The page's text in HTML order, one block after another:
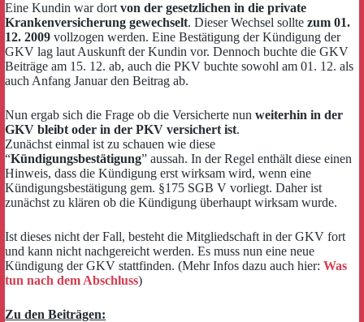
Eine Kundin war dort von der gesetzlichen in die private
Krankenversicherung gewechselt. Dieser Wechsel sollte zum 01.
12. 2009 vollzogen werden. Eine Bestätigung der Kündigung der
GKV lag laut Auskunft der Kundin vor. Dennoch buchte die GKV
Beiträge am 15. 12. ab, auch die PKV buchte sowohl am 01. 12. als
auch Anfang Januar den Beitrag ab.
Nun ergab sich die Frage ob die Versicherte nun weiterhin in der
GKV bleibt oder in der PKV versichert ist.
Zunächst einmal ist zu schauen wie diese
“Kündigungsbestätigung” aussah. In der Regel enthält diese einen
Hinweis, dass die Kündigung erst wirksam wird, wenn eine
Kündigungsbestätigung gem. §175 SGB V vorliegt. Daher ist
zunächst zu klären ob die Kündigung überhaupt wirksam wurde.
Ist dieses nicht der Fall, besteht die Mitgliedschaft in der GKV fort
und kann nicht nachgereicht werden. Es muss nun eine neue
Kündigung der GKV stattfinden. (Mehr Infos dazu auch hier: Was
tun nach dem Abschluss)
Zu den Beiträgen: